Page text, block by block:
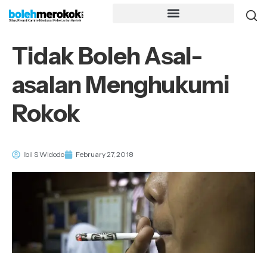
Tidak Boleh Asal-
asalan Menghukumi
Rokok
Ibil S Widodo February 27, 2018